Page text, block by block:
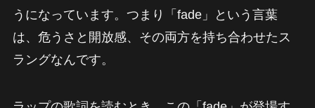
うになっています。つまり「fade」という言葉
は、危うさと開放感、その両方を持ち合わせたス
ラングなんです。